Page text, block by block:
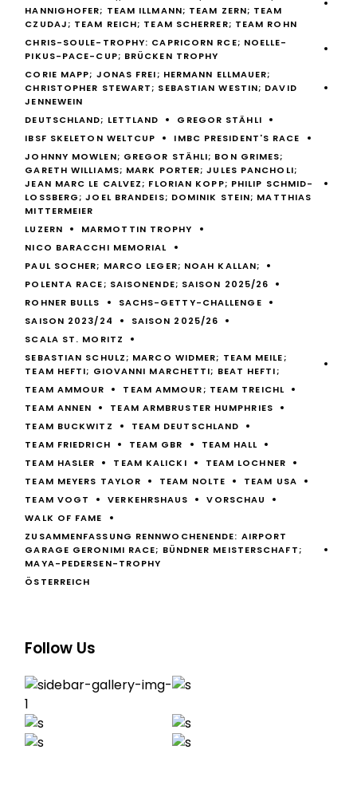
HANNIGHOFER; TEAM ILLMANN; TEAM ZERN; TEAM
CZUDAJ; TEAM REICH; TEAM SCHERRER; TEAM ROHN
CHRIS-SOULE-TROPHY: CAPRICORN RCE; NOELLE-
PIKUS-PACE-CUP; BRÜCKEN TROPHY
CORIE MAPP; JONAS FREI; HERMANN ELLMAUER;
CHRISTOPHER STEWART; SEBASTIAN WESTIN; DAVID
JENNEWEIN
DEUTSCHLAND; LETTLAND
GREGOR STÄHLI
IBSF SKELETON WELTCUP
IMBC PRESIDENT'S RACE
JOHNNY MOWLEN; GREGOR STÄHLI; BON GRIMES;
GARETH WILLIAMS; MARK PORTER; JULES PANCHOLI;
JEAN MARC LE CALVEZ; FLORIAN KOPP; PHILIP SCHMID-
LOSSBERG; JOEL BRANDEIS; DOMINIK STEIN; MATTHIAS
MITTERMEIER
LUZERN
MARMOTTIN TROPHY
NICO BARACCHI MEMORIAL
PAUL SOCHER; MARCO LEGER; NOAH KALLAN;
POLENTA RACE; SAISONENDE; SAISON 2025/26
ROHNER BULLS
SACHS-GETTY-CHALLENGE
SAISON 2023/24
SAISON 2025/26
SCALA ST. MORITZ
SEBASTIAN SCHULZ; MARCO WIDMER; TEAM MEILE;
TEAM HEFTI; GIOVANNI MARCHETTI; BEAT HEFTI;
TEAM AMMOUR
TEAM AMMOUR; TEAM TREICHL
TEAM ANNEN
TEAM ARMBRUSTER HUMPHRIES
TEAM BUCKWITZ
TEAM DEUTSCHLAND
TEAM FRIEDRICH
TEAM GBR
TEAM HALL
TEAM HASLER
TEAM KALICKI
TEAM LOCHNER
TEAM MEYERS TAYLOR
TEAM NOLTE
TEAM USA
TEAM VOGT
VERKEHRSHAUS
VORSCHAU
WALK OF FAME
ZUSAMMENFASSUNG RENNWOCHENENDE: AIRPORT
GARAGE GERONIMI RACE; BÜNDNER MEISTERSCHAFT;
MAYA-PEDERSEN-TROPHY
ÖSTERREICH
Follow Us